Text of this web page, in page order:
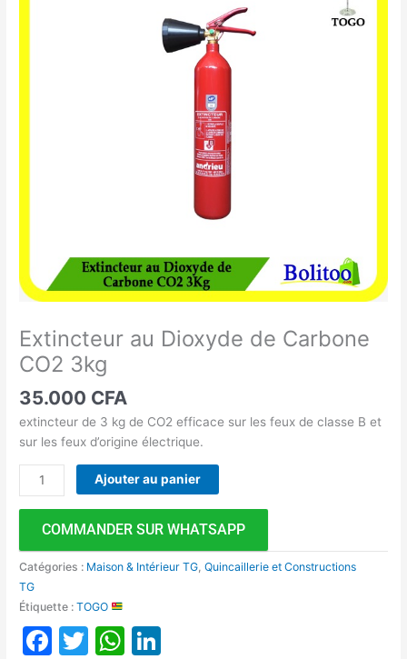
Extincteur au Dioxyde de Carbone
CO2 3kg
35.000 CFA
extincteur de 3 kg de CO2 efficace sur les feux de classe B et
sur les feux d’origine électrique.
Ajouter au panier
COMMANDER SUR WHATSAPP
Catégories : Maison & Intérieur TG ,Quincaillerie et Constructions
TG
Étiquette :TOGO
Facebook
TwitterWhatsApp